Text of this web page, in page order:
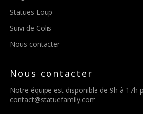
Statues Loup
Suivi de Colis
Nous contacter
Nous contacter
Notre équipe est disponible de 9h à 17h
contact@statuefamily.com